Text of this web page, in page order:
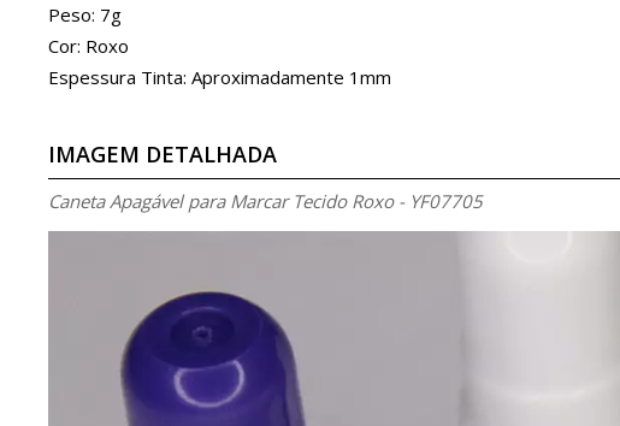
Peso: 7g
Cor: Roxo
Espessura Tinta: Aproximadamente 1mm
IMAGEM DETALHADA
Caneta Apagável para Marcar Tecido Roxo - YF07705